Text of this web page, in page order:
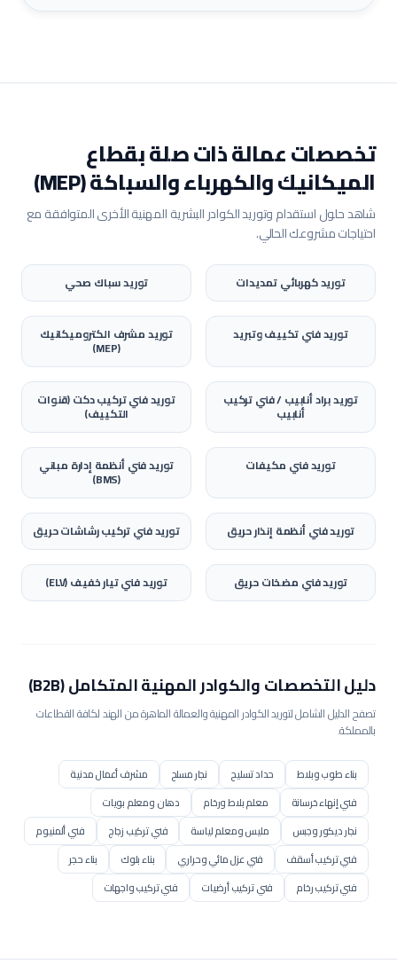
تخصصات عمالة ذات صلة بقطاع
الميكانيك والكهرباء والسباكة (MEP)
شاهد حلول استقدام وتوريد الكوادر البشرية المهنية الأخرى المتوافقة مع
احتياجات مشروعك الحالي.
توريدكهربائي تمديدات توريدسباك صحي
توريدفني تكييف وتبريد توريدمشرف الكتروميكانيك
(MEP)
توريدبراد أنابيب / فني تركيب
أنابيب
توريدفني تركيب دكت (قنوات
التكييف)
توريدفني مكيفات توريدفني أنظمة إدارة مباني
(BMS)
توريدفني أنظمة إنذار حريق توريدفني تركيب رشاشات حريق
توريدفني مضخات حريق توريدفني تيار خفيف (ELV)
دليل التخصصات والكوادر المهنية المتكامل (B2B)
تصفح الدليل الشامل لتوريد الكوادر المهنية والعمالة الماهرة من الهند لكافة القطاعات
بالمملكة.
بناء طوب وبلاط حداد تسليح نجار مسلح
مشرف أعمال مدنية
فني إنهاء خرسانة
معلم بلاط ورخام
دهان ومعلم بويات
نجار ديكور وجبس
مليس ومعلم لياسة فني تركيب زجاج
فني ألمنيوم
فني تركيب أسقف
فني عزل مائي وحراري بناء بلوك
بناء حجر
فني تركيب رخام
فني تركيب أرضيات
فني تركيب واجهات